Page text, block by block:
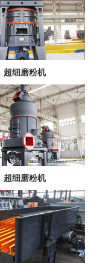
超细磨粉机
超细磨粉机